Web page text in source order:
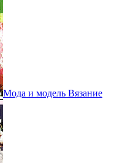
Мода и модель Вязание